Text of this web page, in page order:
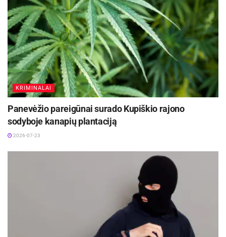
KRIMINALAI
Panevėžio pareigūnai surado Kupiškio rajono
sodyboje kanapių plantaciją
2026-07-23